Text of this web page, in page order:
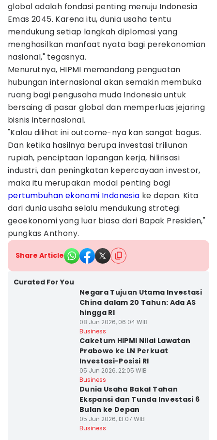
global adalah fondasi penting menuju Indonesia
Emas 2045. Karena itu, dunia usaha tentu
mendukung setiap langkah diplomasi yang
menghasilkan manfaat nyata bagi perekonomian
nasional," tegasnya.
Menurutnya, HIPMI memandang penguatan
hubungan internasional akan semakin membuka
ruang bagi pengusaha muda Indonesia untuk
bersaing di pasar global dan memperluas jejaring
bisnis internasional.
"Kalau dilihat ini outcome-nya kan sangat bagus.
Dan ketika hasilnya berupa investasi triliunan
rupiah, penciptaan lapangan kerja, hilirisasi
industri, dan peningkatan kepercayaan investor,
maka itu merupakan modal penting bagi
pertumbuhan ekonomi Indonesia ke depan. Kita
dari dunia usaha selalu mendukung strategi
geoekonomi yang luar biasa dari Bapak Presiden,"
pungkas Anthony.
Share Article
Curated For You
Negara Tujuan Utama Investasi
China dalam 20 Tahun: Ada AS
hingga RI
08 Jun 2026, 06:04 WIB
Business
Caketum HIPMI Nilai Lawatan
Prabowo ke LN Perkuat
Investasi-Posisi RI
05 Jun 2026, 22:05 WIB
Business
Dunia Usaha Bakal Tahan
Ekspansi dan Tunda Investasi 6
Bulan ke Depan
05 Jun 2026, 13:07 WIB
Business